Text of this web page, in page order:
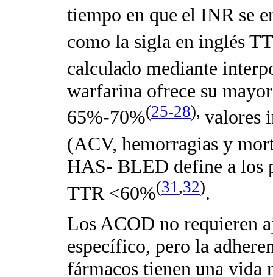
tiempo en que el INR se
como la sigla en inglés
calculado mediante
warfarina ofrece su
65%-70%(25-28), valores
(ACV, hemorragias y
HAS- BLED define a los
TTR <60%(31,32).
Los ACOD no requieren
específico, pero la
fármacos tienen una vida